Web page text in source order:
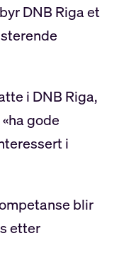
DNB Riga et
i DNB Riga,
gode
i
blir
etter